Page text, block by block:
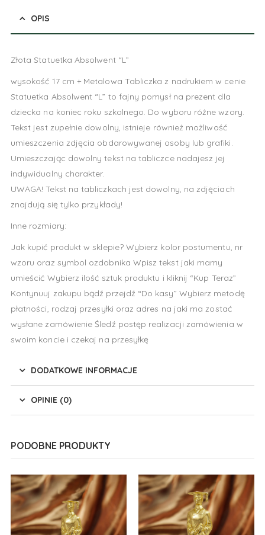
OPIS
Złota Statuetka Absolwent “L”
wysokość 17 cm + Metalowa Tabliczka z nadrukiem w cenie
Statuetka Absolwent “L” to fajny pomysł na prezent dla
dziecka na koniec roku szkolnego. Do wyboru różne wzory.
Tekst jest zupełnie dowolny, istnieje również możliwość
umieszczenia zdjęcia obdarowywanej osoby lub grafiki.
Umieszczając dowolny tekst na tabliczce nadajesz jej
indywidualny charakter.
UWAGA! Tekst na tabliczkach jest dowolny, na zdjęciach
znajdują się tylko przykłady!
Inne rozmiary:
Jak kupić produkt w sklepie? Wybierz kolor postumentu, nr
wzoru oraz symbol ozdobnika Wpisz tekst jaki mamy
umieścić Wybierz ilość sztuk produktu i kliknij “Kup Teraz”
Kontynuuj zakupu bądź przejdź “Do kasy” Wybierz metodę
płatności, rodzaj przesyłki oraz adres na jaki ma zostać
wysłane zamówienie Śledź postęp realizacji zamówienia w
swoim koncie i czekaj na przesyłkę
DODATKOWE INFORMACJE
OPINIE (0)
PODOBNE PRODUKTY